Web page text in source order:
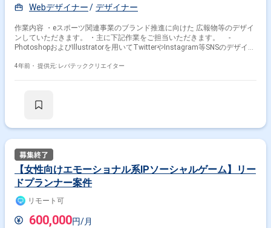
Webデザイナー
デザイナー
作業内容 ・eスポーツ関連事業のブランド推進に向けた 広報物等のデザイ
ンしていただきます。 ・主に下記作業をご担当いただきます。 -
PhotoshopおよびIllustratorを用いてTwitterやInstagram等SNSのデザイン
4年前・ 提供元: レバテッククリエイター
【女性向けエモーショナル系IPソーシャルゲーム】リー
ドプランナー案件
リモート可
600,000円/月